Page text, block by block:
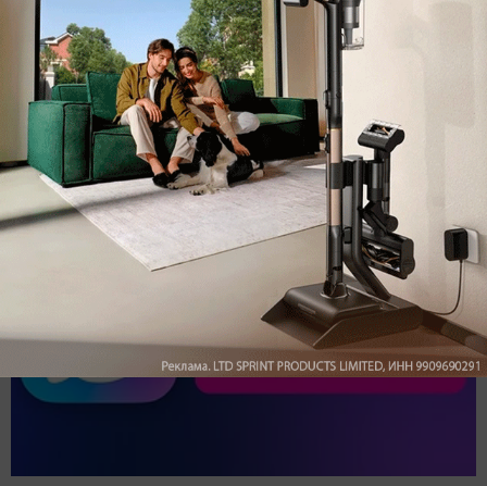
Обзор вертикального пылесоса Dreame Z40 AquaCycle
Pro: гибкий подход к уборке